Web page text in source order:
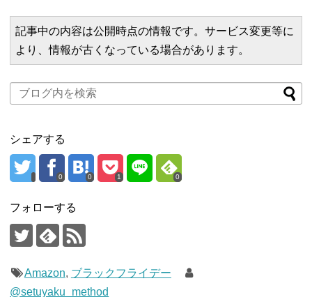
記事中の内容は公開時点の情報です。サービス変更等に
より、情報が古くなっている場合があります。
シェアする
0 0 1 0
フォローする
Amazon, ブラックフライデー
@setuyaku_method